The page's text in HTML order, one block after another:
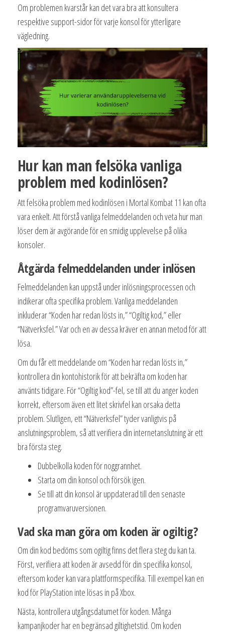
Om problemen kvarstår kan det vara bra att konsultera
respektive support-sidor för varje konsol för ytterligare
vägledning.
Hur kan man felsöka vanliga
problem med kodinlösen?
Att felsöka problem med kodinlösen i Mortal Kombat 11 kan ofta
vara enkelt. Att förstå vanliga felmeddelanden och veta hur man
löser dem är avgörande för en smidig upplevelse på olika
konsoler.
Åtgärda felmeddelanden under inlösen
Felmeddelanden kan uppstå under inlösningsprocessen och
indikerar ofta specifika problem. Vanliga meddelanden
inkluderar “Koden har redan lösts in,” “Ogiltig kod,” eller
“Nätverksfel.” Var och en av dessa kräver en annan metod för att
lösa.
Om du får ett meddelande om “Koden har redan lösts in,”
kontrollera din kontohistorik för att bekräfta om koden har
använts tidigare. För “Ogiltig kod”-fel, se till att du anger koden
korrekt, eftersom även ett litet skrivfel kan orsaka detta
problem. Slutligen, ett “Nätverksfel” tyder vanligtvis på
anslutningsproblem, så att verifiera din internetanslutning är ett
bra första steg.
Dubbelkolla koden för noggrannhet.
Starta om din konsol och försök igen.
Se till att din konsol är uppdaterad till den senaste
programvaruversionen.
Vad ska man göra om koden är ogiltig?
Om din kod bedöms som ogiltig finns det flera steg du kan ta.
Först, verifiera att koden är avsedd för din specifika konsol,
eftersom koder kan vara plattformspecifika. Till exempel kan en
kod för PlayStation inte lösas in på Xbox.
Nästa, kontrollera utgångsdatumet för koden. Många
kampanjkoder har en begränsad giltighetstid. Om koden